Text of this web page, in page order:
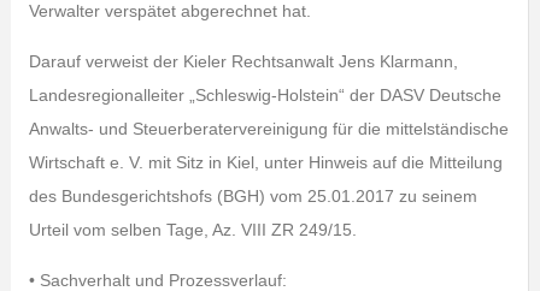
Verwalter verspätet abgerechnet hat.
Darauf verweist der Kieler Rechtsanwalt Jens Klarmann,
Landesregionalleiter „Schleswig-Holstein“ der DASV Deutsche
Anwalts- und Steuerberatervereinigung für die mittelständische
Wirtschaft e. V. mit Sitz in Kiel, unter Hinweis auf die Mitteilung
des Bundesgerichtshofs (BGH) vom 25.01.2017 zu seinem
Urteil vom selben Tage, Az. VIII ZR 249/15.
• Sachverhalt und Prozessverlauf: